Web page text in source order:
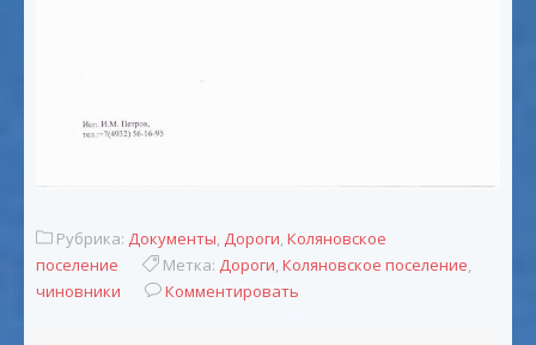
Рубрика: Документы, Дороги,Коляновское
поселение
Метка: Дороги,Коляновское поселение,
чиновники
Комментировать